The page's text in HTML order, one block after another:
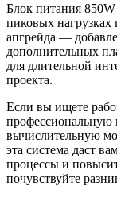
Блок питания 850W
пиковых нагрузках
апгрейда —
дополнительных
для длительной
проекта.
Если вы ищете
профессиональную
вычислительную
эта система даст
процессы и
почувствуйте